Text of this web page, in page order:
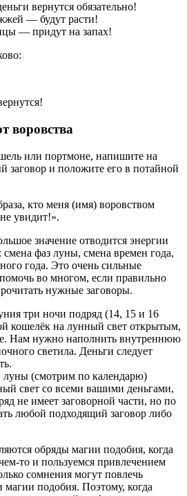
вернутся обязательно!
— будут расти!
— придут на запах!
воровства
или портмоне, напишите на
заговор и положите его в потайной
кто меня (имя) воровством
увидит!».
значение отводится энергии
фаз луны, смена времен года,
года. Это очень сильные
во многом, если правильно
нужные заговоры.
три ночи подряд (14, 15 и 16
кошелёк на лунный свет открытым,
Нам нужно наполнить внутреннюю
светила. Деньги следует
(смотрим по календарю)
свет со всеми вашими деньгами,
не имеет заговорной части, но по
любой подходящий заговор либо
обряды магии подобия, когда
то и пользуемся привлечением
сомнения могут повлечь
магии подобия. Поэтому, когда